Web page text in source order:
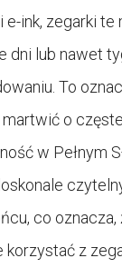
ink, zegarki te
dni lub nawet
To
o częste
w Pełnym
co
z